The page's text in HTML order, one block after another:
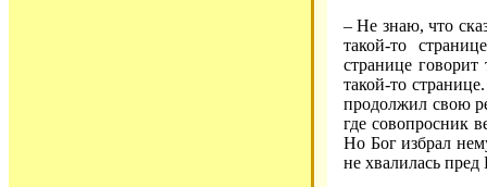
– Не знаю, что
такой-то
странице
такой-то
продолжил свою
где совопросник
Но Бог избрал
не хвалилась